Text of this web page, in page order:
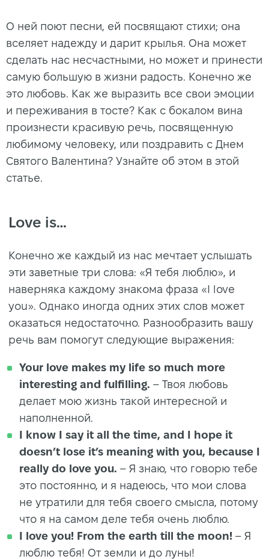
О ней поют песни, ей посвящают стихи; она
вселяет надежду и дарит крылья. Она может
сделать нас несчастными, но может и принести
самую большую в жизни радость. Конечно же
это любовь. Как же выразить все свои эмоции
и переживания в тосте? Как с бокалом вина
произнести красивую речь, посвященную
любимому человеку, или поздравить с Днем
Святого Валентина? Узнайте об этом в этой
статье.
Love is…
Конечно же каждый из нас мечтает услышать
эти заветные три слова: «Я тебя люблю», и
наверняка каждому знакома фраза «I love
you». Однако иногда одних этих слов может
оказаться недостаточно. Разнообразить вашу
речь вам помогут следующие выражения:
Your love makes my life so much more
interesting and fulfilling. – Твоя любовь
делает мою жизнь такой интересной и
наполненной.
I know I say it all the time, and I hope it
doesn’t lose it’s meaning with you, because I
really do love you. – Я знаю, что говорю тебе
это постоянно, и я надеюсь, что мои слова
не утратили для тебя своего смысла, потому
что я на самом деле тебя очень люблю.
I love you! From the earth till the moon! – Я
люблю тебя! От земли и до луны!